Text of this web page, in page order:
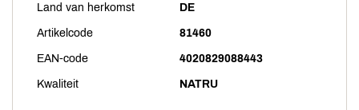
Land van herkomst DE
Artikelcode 81460
EAN-code 4020829088443
Kwaliteit NATRU